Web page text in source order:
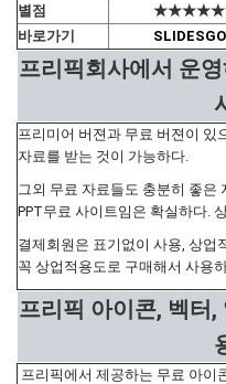
별점
바로가기
프리픽회사에서 운
프리미어 버젼과 무료 버젼이 있
자료를 받는 것이 가능하다.
그외 무료 자료들도 충분히 좋은
PPT무료 사이트임은 확실하다.
결제회원은 표기없이 사용, 상업
꼭 상업적용도로 구매해서 사용
프리픽 아이콘, 벡터
프리픽에서 제공하는 무료 아이